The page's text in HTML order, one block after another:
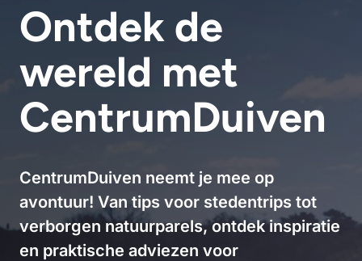
Ontdek de
wereld met
CentrumDuiven
CentrumDuiven neemt je mee op
avontuur! Van tips voor stedentrips tot
verborgen natuurparels, ontdek inspiratie
en praktische adviezen voor